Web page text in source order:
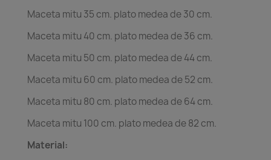
Maceta mitu 35 cm. plato medea de 30 cm.
Maceta mitu 40 cm. plato medea de 36 cm.
Maceta mitu 50 cm. plato medea de 44 cm.
Maceta mitu 60 cm. plato medea de 52 cm.
Maceta mitu 80 cm. plato medea de 64 cm.
Maceta mitu 100 cm. plato medea de 82 cm.
Material: